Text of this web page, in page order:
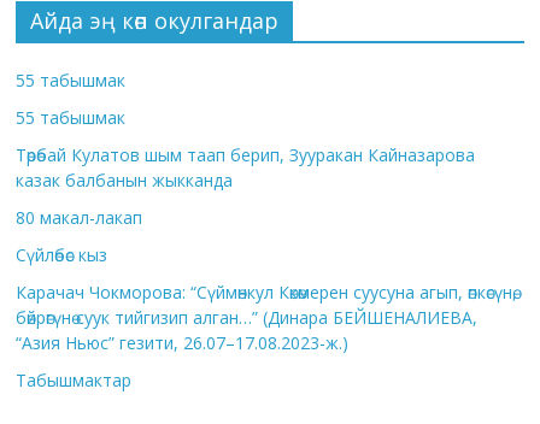
Айда эң көп окулгандар
55 табышмак
55 табышмак
Төрөбай Кулатов шым таап берип, Зууракан Кайназарова
казак балбанын жыкканда
80 макал-лакап
Сүйлөбөс кыз
Карачач Чокморова: “Сүймөнкул Көкөмерен суусуна агып, өпкөсүнө,
бөйрөгүнө суук тийгизип алган…” (Динара БЕЙШЕНАЛИЕВА,
“Азия Ньюс” гезити, 26.07–17.08.2023-ж.)
Табышмактар